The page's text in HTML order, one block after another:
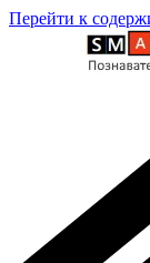
Перейти к